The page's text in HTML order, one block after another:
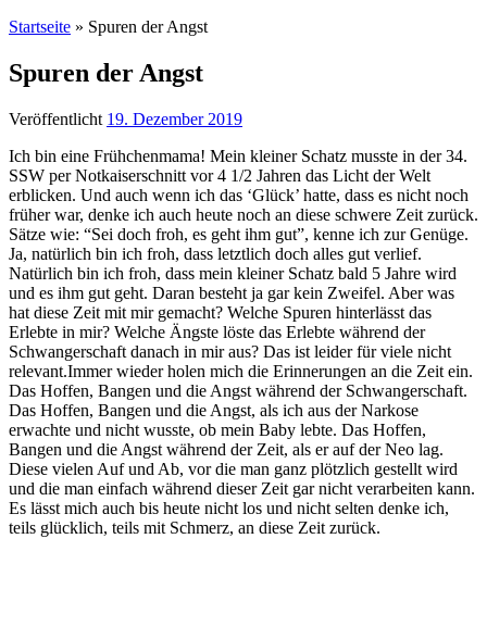
Startseite » Spuren der Angst
Spuren der Angst
Veröffentlicht 19. Dezember 2019
Ich bin eine Frühchenmama! Mein kleiner Schatz musste in der 34.
SSW per Notkaiserschnitt vor 4 1/2 Jahren das Licht der Welt
erblicken. Und auch wenn ich das ‘Glück’ hatte, dass es nicht noch
früher war, denke ich auch heute noch an diese schwere Zeit zurück.
Sätze wie: “Sei doch froh, es geht ihm gut”, kenne ich zur Genüge.
Ja, natürlich bin ich froh, dass letztlich doch alles gut verlief.
Natürlich bin ich froh, dass mein kleiner Schatz bald 5 Jahre wird
und es ihm gut geht. Daran besteht ja gar kein Zweifel. Aber was
hat diese Zeit mit mir gemacht? Welche Spuren hinterlässt das
Erlebte in mir? Welche Ängste löste das Erlebte während der
Schwangerschaft danach in mir aus? Das ist leider für viele nicht
relevant.Immer wieder holen mich die Erinnerungen an die Zeit ein.
Das Hoffen, Bangen und die Angst während der Schwangerschaft.
Das Hoffen, Bangen und die Angst, als ich aus der Narkose
erwachte und nicht wusste, ob mein Baby lebte. Das Hoffen,
Bangen und die Angst während der Zeit, als er auf der Neo lag.
Diese vielen Auf und Ab, vor die man ganz plötzlich gestellt wird
und die man einfach während dieser Zeit gar nicht verarbeiten kann.
Es lässt mich auch bis heute nicht los und nicht selten denke ich,
teils glücklich, teils mit Schmerz, an diese Zeit zurück.